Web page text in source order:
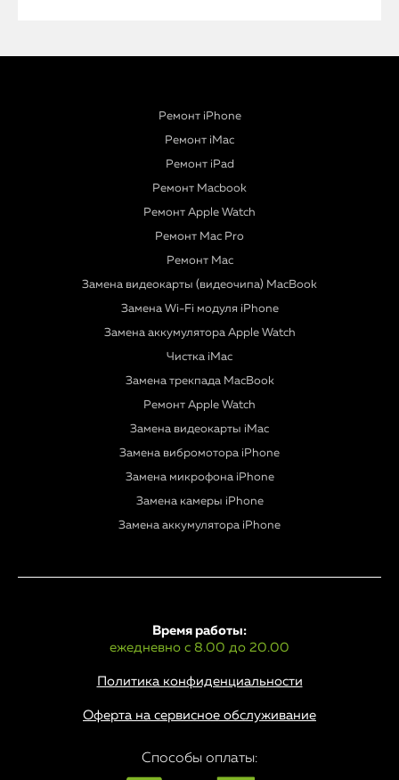
Ремонт iPhone
Ремонт iMac
Ремонт iPad
Ремонт Macbook
Ремонт Apple Watch
Ремонт Mac Pro
Ремонт Mac
Замена видеокарты (видеочипа) MacBook
Замена Wi-Fi модуля iPhone
Замена аккумулятора Apple Watch
Чистка iMac
Замена трекпада MacBook
Ремонт Apple Watch
Замена видеокарты iMac
Замена вибромотора iPhone
Замена микрофона iPhone
Замена камеры iPhone
Замена аккумулятора iPhone
Политика конфиденциальности
Время работы:
ежедневно с 8.00 до 20.00
Оферта на сервисное обслуживание
Способы оплаты: